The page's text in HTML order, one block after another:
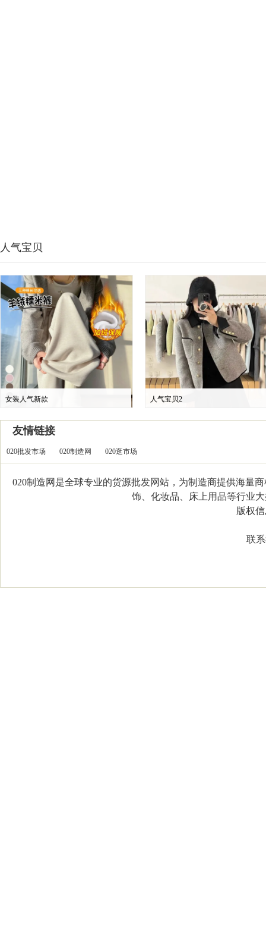
人气宝贝
女装人气新款 人气宝贝2
友情链接
020批发市场 020制造网 020逛市场
020制造网是全球专业的货源批发网站，为制造商提供海量
饰、化妆品、床上用品等行业
版权信
联